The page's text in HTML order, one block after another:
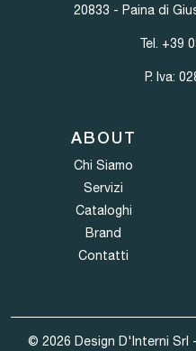
20833 - Paina di
Tel. +39
P. Iva:
ABOUT
Chi Siamo
Servizi
Cataloghi
Brand
Contatti
© 2026 Design D'Interni Srl -